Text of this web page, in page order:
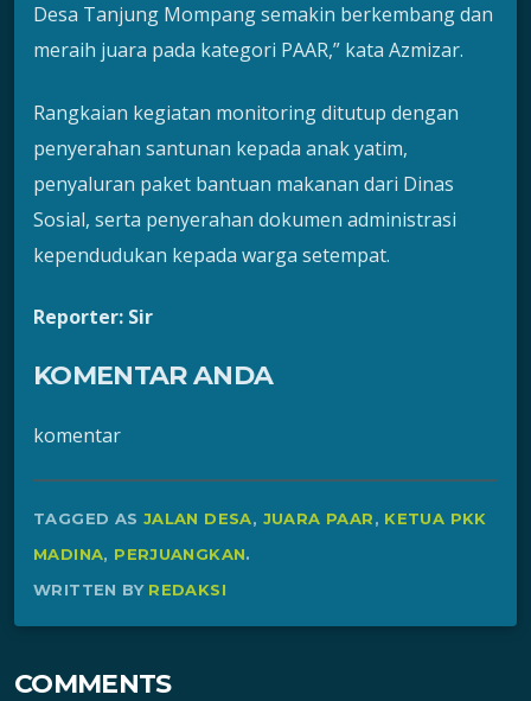
Desa Tanjung Mompang semakin berkembang dan
meraih juara pada kategori PAAR,” kata Azmizar.
Rangkaian kegiatan monitoring ditutup dengan
penyerahan santunan kepada anak yatim,
penyaluran paket bantuan makanan dari Dinas
Sosial, serta penyerahan dokumen administrasi
kependudukan kepada warga setempat.
Reporter: Sir
KOMENTAR ANDA
komentar
TAGGED AS JALAN DESA, JUARA PAAR, KETUA PKK
MADINA, PERJUANGKAN.
WRITTEN BY REDAKSI
COMMENTS